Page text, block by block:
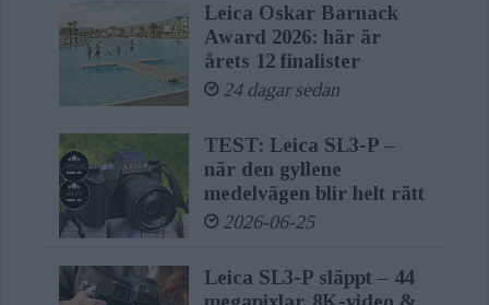
Leica Oskar Barnack
Award 2026: här är
årets 12 finalister
24 dagar sedan
TEST: Leica SL3-P –
när den gyllene
medelvägen blir helt rätt
2026-06-25
Leica SL3-P släppt – 44